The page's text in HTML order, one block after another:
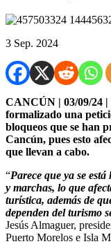
3 Sep. 2024
CANCÚN | 03/09/24 |
formalizado una
bloqueos que se han
Cancún, pues esto
que llevan a cabo.
“Parece que ya se
y marchas, lo que
turística, además de
dependen del turismo
Jesús Almaguer,
Puerto Morelos e Isla